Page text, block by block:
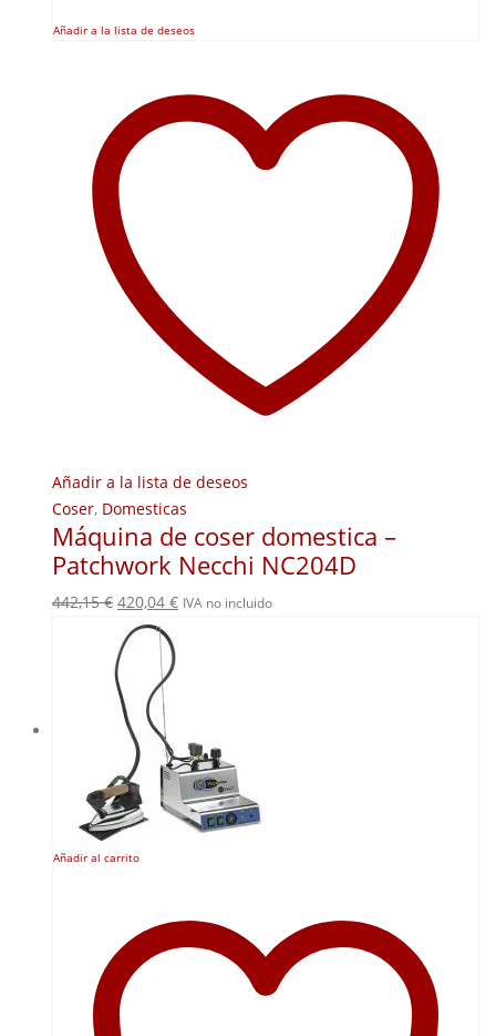
Añadir a la lista de deseos
Añadir a la lista de deseos
Coser, Domesticas
Máquina de coser domestica –
Patchwork Necchi NC204D
442,15€ El
precio
original
era:
442,15 €.
420,04 €ElIVA no incluido
Añadir al carrito